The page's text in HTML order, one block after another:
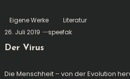
Eigene Werke
Literatur
26. Juli 2019
speefak
Der Virus
Die Menschheit – von der Evolution